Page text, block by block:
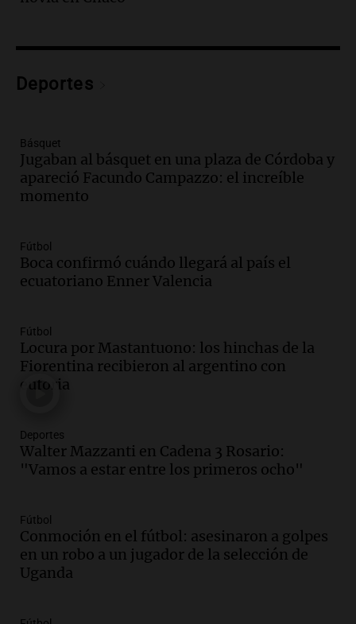
custodia en Salta
Episodios
importantes
Editorial
Episodios
Audio.
día del niño.
La Argentina Posible
Episodios
bandera de la universidad
La Argentina Posible
Episodios
Audio.
sus expectativas
Ahora país
Episodios
primeros ocho"
Deportes Rosario
Episodios
Deportes
Básquet
Jugaban al básquet en una plaza de Córdoba y
apareció Facundo Campazzo: el increíble
momento
Fútbol
Boca confirmó cuándo llegará al país el
ecuatoriano Enner Valencia
Fútbol
Locura por Mastantuono: los hinchas de la
Fiorentina recibieron al argentino con
euforia
Deportes
Walter Mazzanti en Cadena 3 Rosario:
"Vamos a estar entre los primeros ocho"
Fútbol
Conmoción en el fútbol: asesinaron a golpes
en un robo a un jugador de la selección de
Uganda